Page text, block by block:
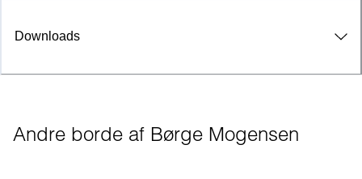
Downloads
Andre borde af Børge Mogensen